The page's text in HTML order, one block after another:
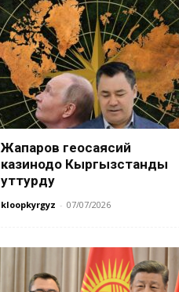
Жапаров геосаясий
казинодо Кыргызстанды
уттурду
kloopkyrgyz - 07/07/2026